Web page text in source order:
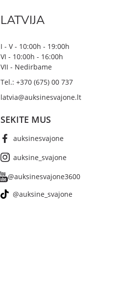
LATVIJA
I - V - 10:00h - 19:00h
VI - 10:00h - 16:00h
VII - Nedirbame
Tel.: +370 (675) 00 737
latvia@auksinesvajone.lt
SEKITE MUS
auksinesvajone
auksine_svajone
@auksinesvajone3600
@auksine_svajone